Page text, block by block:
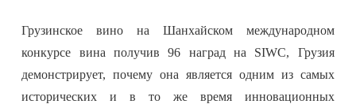
Грузинское вино на Шанхайском международном
конкурсе вина получив 96 наград на SIWC, Грузия
демонстрирует, почему она является одним из самых
исторических и в то же время инновационных